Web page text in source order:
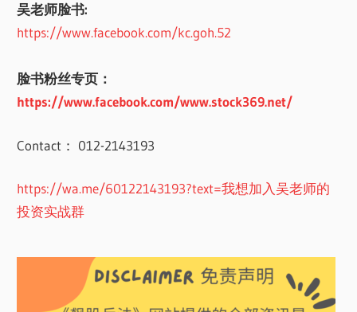
吴老师脸书:
https://www.facebook.com/kc.goh.52
脸书粉丝专页：
https://www.facebook.com/www.stock369.net/
Contact： 012-2143193
https://wa.me/60122143193?text=我想加入吴老师的
投资实战群